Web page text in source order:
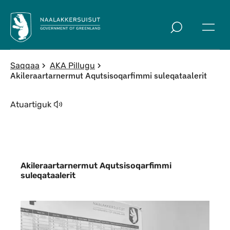
Saqqaa AKA Pillugu
Akileraartarnermut Aqutsisoqarfimmi suleqataalerit
Atuartiguk
Akileraartarnermut Aqutsisoqarfimmi
suleqataalerit
Indhold